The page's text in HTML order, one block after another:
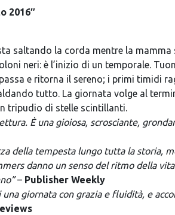
2016″
saltando la corda mentre la mamma
neri: è l’inizio di un temporale.
e ritorna il sereno; i primi timidi
tutto. La giornata volge al
tripudio di stelle scintillanti.
È una gioiosa, scrosciante,
della tempesta lungo tutta la storia,
danno un senso del ritmo della
– Publisher Weekly
giornata con grazia e fluidità, e